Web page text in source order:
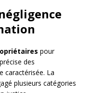
pour
des
caractérisée. La
plusieurs catégories